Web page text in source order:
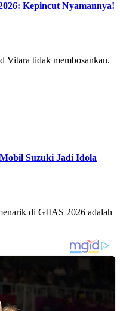
Kepincut Nyamannya!
tidak membosankan.
Suzuki Jadi Idola
di GIIAS 2026 adalah